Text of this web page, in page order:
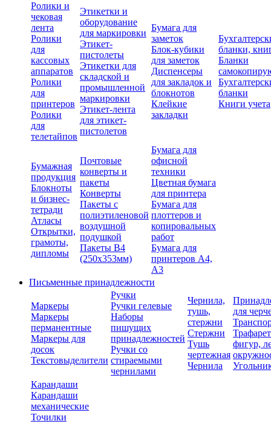
Ролики и
чековая
лента
Ролики
для
кассовых
аппаратов
Ролики
для
принтеров
Ролики
для
телетайпов
Этикетки и
оборудование
для маркировки
Этикет-
пистолеты
Этикетки для
складской и
промышленной
маркировки
Этикет-лента
для этикет-
пистолетов
Бумага для
заметок
Блок-кубики
для заметок
Диспенсеры
для закладок и
блокнотов
Клейкие
закладки
бланки,
Бланки
бланки
Книги учета
Бумажная
продукция
Блокноты
и бизнес-
тетради
Атласы
Открытки,
грамоты,
дипломы
Почтовые
конверты и
пакеты
Конверты
Пакеты с
полиэтиленовой
воздушной
подушкой
Пакеты В4
(250х353мм)
Бумага для
офисной
техники
Цветная бумага
для принтера
Бумага для
плоттеров и
копировальных
работ
Бумага для
принтеров А4,
А3
Письменные принадлежности
Маркеры
Маркеры
перманентные
Маркеры для
досок
Текстовыделители
Ручки
Ручки гелевые
Наборы
пишущих
принадлежностей
Ручки со
стираемыми
чернилами
Чернила,
тушь,
стержни
Стержни
Тушь
чертежная
Чернила
для
фигур,
Карандаши
Карандаши
механические
Точилки